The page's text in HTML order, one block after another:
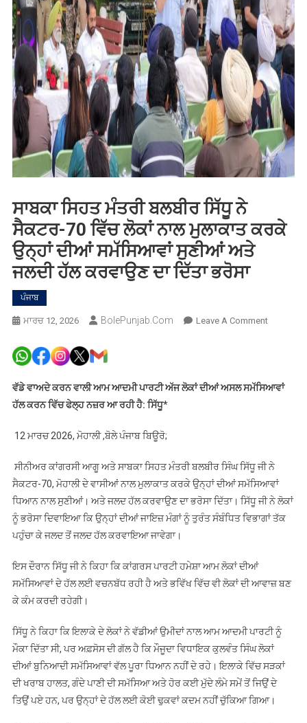
ਸਾਬਕਾ ਸਿਹਤ ਮੰਤਰੀ ਬਲਬੀਰ ਸਿੱਧੂ ਨੇ
ਸੈਕਟਰ-70 ਵਿੱਚ ਲੋਕਾਂ ਨਾਲ ਮੁਲਾਕਾਤ ਕਰਕੇ
ਉਨ੍ਹਾਂ ਦੀਆਂ ਸਮੱਸਿਆਵਾਂ ਸੁਣੀਆਂ ਅਤੇ
ਜਲਦੀ ਹੱਲ ਕਰਵਾਉਣ ਦਾ ਦਿੱਤਾ ਭਰੋਸਾ
ਪੰਜਾਬ
ਮਾਰਚ 12, 2026 BolePunjab.com Leave A CommentOn
ਬਲਬੀਰ
ਲੋਕਾਂ
ਨਾਲ
ਮੁਲਾਕਾਤ
ਅਤੇ
ਕਰਵਾਉਣ
ਦਾ
ਦਿੱਤਾ
ਭਰੋਸਾ
ਵੱਡੇ ਵਾਅਦੇ ਕਰਨ ਵਾਲੀ ਆਮ ਆਦਮੀ ਪਾਰਟੀ ਅੱਜ ਲੋਕਾਂ ਦੀਆਂ ਅਸਲ ਸਮੱਸਿਆਵਾਂ
ਹੱਲ ਕਰਨ ਵਿੱਚ ਫੇਲ੍ਹ ਨਜ਼ਰ ਆ ਰਹੀ ਹੈ: ਸਿੱਧੂ*
12 ਮਾਰਚ 2026, ਮੋਹਾਲੀ ,ਬੋਲੇ ਪੰਜਾਬ ਬਿਊਰੋ;
ਸੀਨੀਅਰ ਕਾਂਗਰਸੀ ਆਗੂ ਅਤੇ ਸਾਬਕਾ ਸਿਹਤ ਮੰਤਰੀ ਬਲਬੀਰ ਸਿੰਘ ਸਿੱਧੂ ਜੀ ਨੇ
ਸੈਕਟਰ-70, ਮੋਹਾਲੀ ਦੇ ਵਾਸੀਆਂ ਨਾਲ ਮੁਲਾਕਾਤ ਕਰਕੇ ਉਨ੍ਹਾਂ ਦੀਆਂ ਸਮੱਸਿਆਵਾਂ
ਧਿਆਨ ਨਾਲ ਸੁਣੀਆਂ। ਅਤੇ ਜਲਦ ਹੱਲ ਕਰਵਾਉਣ ਦਾ ਭਰੋਸਾ ਦਿੱਤਾ। ਸਿੱਧੂ ਜੀ ਨੇ ਲੋਕਾਂ
ਨੂੰ ਭਰੋਸਾ ਦਿਵਾਇਆ ਕਿ ਉਨ੍ਹਾਂ ਦੀਆਂ ਜਾਇਜ਼ ਮੰਗਾਂ ਨੂੰ ਤੁਰੰਤ ਸੰਬੰਧਿਤ ਵਿਭਾਗਾਂ ਤੱਕ
ਪਹੁੰਚਾ ਕੇ ਜਲਦ ਤੋਂ ਜਲਦ ਹੱਲ ਕਰਵਾਇਆ ਜਾਵੇਗਾ।
ਇਸ ਦੌਰਾਨ ਸਿੱਧੂ ਜੀ ਨੇ ਕਿਹਾ ਕਿ ਕਾਂਗਰਸ ਪਾਰਟੀ ਹਮੇਸ਼ਾ ਆਮ ਲੋਕਾਂ ਦੀਆਂ
ਸਮੱਸਿਆਵਾਂ ਦੇ ਹੱਲ ਲਈ ਵਚਨਬੱਧ ਰਹੀ ਹੈ ਅਤੇ ਭਵਿੱਖ ਵਿੱਚ ਵੀ ਲੋਕਾਂ ਦੀ ਆਵਾਜ਼ ਬਣ
ਕੇ ਕੰਮ ਕਰਦੀ ਰਹੇਗੀ।
ਸਿੱਧੂ ਨੇ ਕਿਹਾ ਕਿ ਇਲਾਕੇ ਦੇ ਲੋਕਾਂ ਨੇ ਵੱਡੀਆਂ ਉਮੀਦਾਂ ਨਾਲ ਆਮ ਆਦਮੀ ਪਾਰਟੀ ਨੂੰ
ਮੌਕਾ ਦਿੱਤਾ ਸੀ, ਪਰ ਅਫ਼ਸੋਸ ਦੀ ਗੱਲ ਹੈ ਕਿ ਮੌਜੂਦਾ ਵਿਧਾਇਕ ਕੁਲਵੰਤ ਸਿੰਘ ਲੋਕਾਂ
ਦੀਆਂ ਬੁਨਿਆਦੀ ਸਮੱਸਿਆਵਾਂ ਵੱਲ ਪੂਰਾ ਧਿਆਨ ਨਹੀਂ ਦੇ ਰਹੇ। ਇਲਾਕੇ ਵਿੱਚ ਸੜਕਾਂ
ਦੀ ਖਰਾਬ ਹਾਲਤ, ਗੰਦੇ ਪਾਣੀ ਦੀ ਸਮੱਸਿਆ ਅਤੇ ਹੋਰ ਕਈ ਮੁੱਦੇ ਲੰਮੇ ਸਮੇਂ ਤੋਂ ਜਿਉਂ ਦੇ
ਤਿਉਂ ਪਏ ਹਨ, ਪਰ ਉਨ੍ਹਾਂ ਦੇ ਹੱਲ ਲਈ ਕੋਈ ਢੁਕਵਾਂ ਕਦਮ ਨਹੀਂ ਚੁੱਕਿਆ ਗਿਆ।